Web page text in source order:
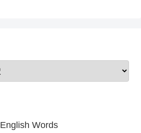
English Words